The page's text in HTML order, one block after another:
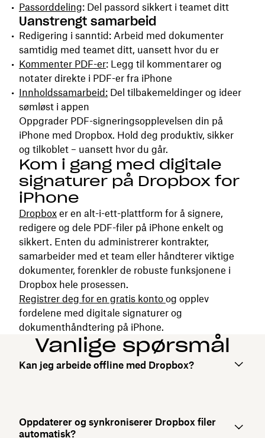
Passorddeling: Del passord sikkert i teamet ditt
Uanstrengt samarbeid
Redigering i sanntid: Arbeid med dokumenter
samtidig med teamet ditt, uansett hvor du er
Kommenter PDF-er: Legg til kommentarer og
notater direkte i PDF-er fra iPhone
Innholdssamarbeid: Del tilbakemeldinger og ideer
sømløst i appen
Oppgrader PDF-signeringsopplevelsen din på
iPhone med Dropbox. Hold deg produktiv, sikker
og tilkoblet – uansett hvor du går.
Kom i gang med digitale
signaturer på Dropbox for
iPhone
Dropbox er en alt-i-ett-plattform for å signere,
redigere og dele PDF-filer på iPhone enkelt og
sikkert. Enten du administrerer kontrakter,
samarbeider med et team eller håndterer viktige
dokumenter, forenkler de robuste funksjonene i
Dropbox hele prosessen.
Registrer deg for en gratis konto og opplev
fordelene med digitale signaturer og
dokumenthåndtering på iPhone.
Vanlige spørsmål
Kan jeg arbeide offline med Dropbox?
Oppdaterer og synkroniserer Dropbox filer
automatisk?